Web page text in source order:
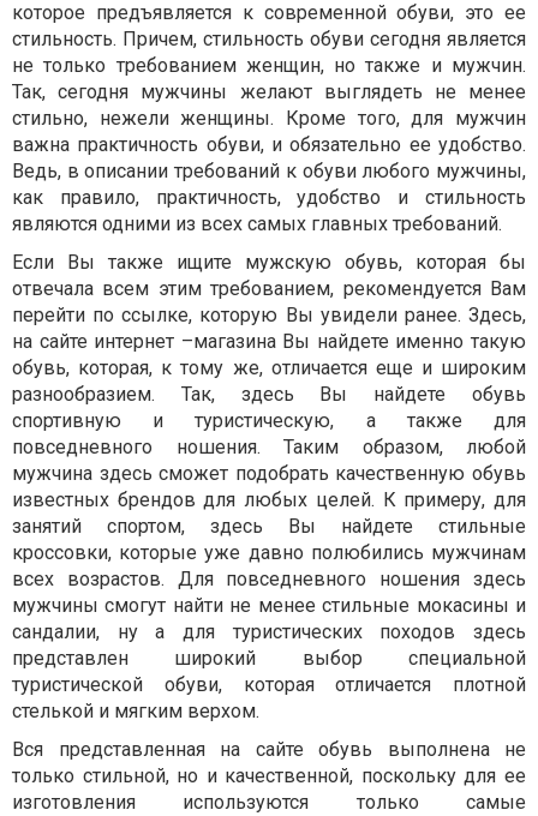
которое предъявляется к современной обуви, это ее
стильность. Причем, стильность обуви сегодня является
не только требованием женщин, но также и мужчин.
Так, сегодня мужчины желают выглядеть не менее
стильно, нежели женщины. Кроме того, для мужчин
важна практичность обуви, и обязательно ее удобство.
Ведь, в описании требований к обуви любого мужчины,
как правило, практичность, удобство и стильность
являются одними из всех самых главных требований.
Если Вы также ищите мужскую обувь, которая бы
отвечала всем этим требованием, рекомендуется Вам
перейти по ссылке, которую Вы увидели ранее. Здесь,
на сайте интернет –магазина Вы найдете именно такую
обувь, которая, к тому же, отличается еще и широким
разнообразием. Так, здесь Вы найдете обувь
спортивную и туристическую, а также для
повседневного ношения. Таким образом, любой
мужчина здесь сможет подобрать качественную обувь
известных брендов для любых целей. К примеру, для
занятий спортом, здесь Вы найдете стильные
кроссовки, которые уже давно полюбились мужчинам
всех возрастов. Для повседневного ношения здесь
мужчины смогут найти не менее стильные мокасины и
сандалии, ну а для туристических походов здесь
представлен широкий выбор специальной
туристической обуви, которая отличается плотной
стелькой и мягким верхом.
Вся представленная на сайте обувь выполнена не
только стильной, но и качественной, поскольку для ее
изготовления используются только самые